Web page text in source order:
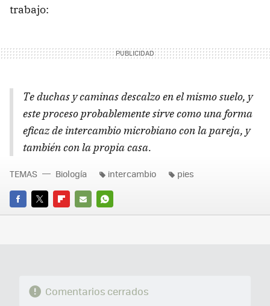
trabajo:
Te duchas y caminas descalzo en el mismo suelo, y
este proceso probablemente sirve como una forma
eficaz de intercambio microbiano con la pareja, y
también con la propia casa.
FACEBOOK
TWITTERFLIPBOARD
E-
WHATSAPP
TEMAS Biología intercambio pies
Comentarios cerrados